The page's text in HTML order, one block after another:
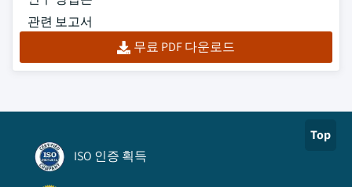
관련 보고서
무료 PDF 다운로드
Top
ISO 인증 획득